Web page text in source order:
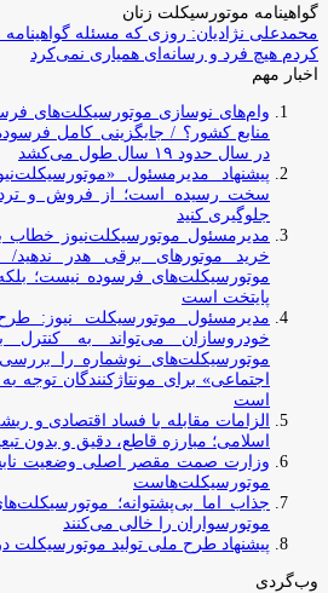
گواهینامه موتورسیکلت زنان
محمدعلی نژادیان: روزی که مسئله
کردم هیچ فرد و رسانه‌ای همیاری نمی‌کرد
اخبار مهم
وام‌های نوسازی موتورسیکلت‌های
در سال حدود ۱۹ سال طول می‌کشد
پیشنهاد مدیرمسئول
سخت رسیده است؛ از فروش و تردد
جلوگیری کنید
مدیرمسئول موتورسیکلت‌نیوز خطاب
خرید موتورهای برقی هدر ندهید/
موتورسیکلت‌های فرسوده نیست؛
پایتخت است
مدیرمسئول موتورسیکلت نیوز:
خودروسازان می‌تواند به کنترل
موتورسیکلت‌های نوشماره را
اجتماعی» برای مونتاژکنندگان
است
الزامات مقابله با فساد اقتصادی و
اسلامی؛ مبارزه قاطع، دقیق و بدون
وزارت صمت مقصر اصلی وضعیت
موتورسیکلت‌هاست
جذاب اما بی‌پشتوانه؛
موتورسواران را خالی می‌کنند
پیشنهاد طرح ملی تولید موتورسیکلت
وب‌گردی